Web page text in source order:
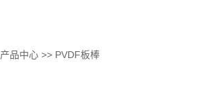
产品中心 >> PVDF板棒